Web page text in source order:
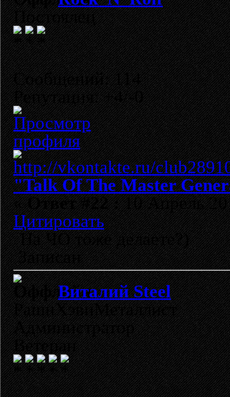
Постоялец
Сообщений: 114
Репутация: +4/-0
"Talk Of The Master
«Ответ #22 :10 Апрель
Цитировать
На ЧО тоже делаете?)
Записан
Виталий Steel
РашнХэвиМеталлист
Администратор
Ветеран